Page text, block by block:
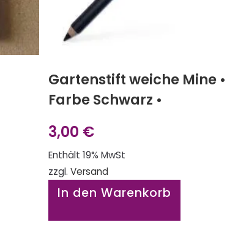
Gartenstift weiche Mine
Farbe Schwarz •
3,00 €
Enthält 19% MwSt
zzgl. Versand
In den Warenkorb